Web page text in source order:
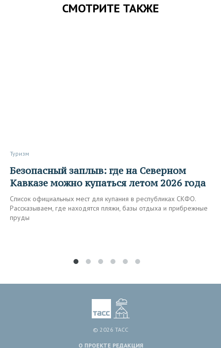
СМОТРИТЕ ТАКЖЕ
Туризм
Безопасный заплыв: где на Северном
Кавказе можно купаться летом 2026 года
Список официальных мест для купания в республиках СКФО.
Рассказываем, где находятся пляжи, базы отдыха и прибрежные
пруды
© 2026 ТАСС
О ПРОЕКТЕ РЕДАКЦИЯ